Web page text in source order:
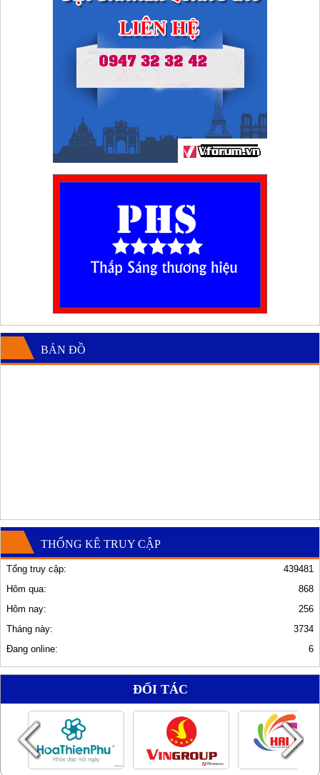
BẢN ĐỒ
THỐNG KÊ TRUY CẬP
439481
Tổng truy cập:
868
Hôm qua:
256
Hôm nay:
3734
Tháng này:
6
Đang online:
ĐỐI TÁC